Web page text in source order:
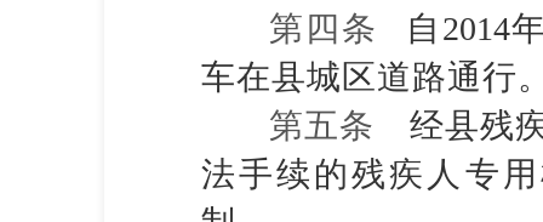
第四条
自 2014
车在县城区道路通行
第五条 经县残
法手续的残疾人专